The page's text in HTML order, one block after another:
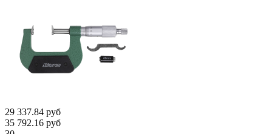
29 337.84 руб
35 792.16 руб